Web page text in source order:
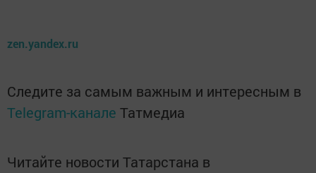
zen.yandex.ru
Следите за самым важным и интересным в
Telegram-канале Татмедиа
Читайте новости Татарстана в